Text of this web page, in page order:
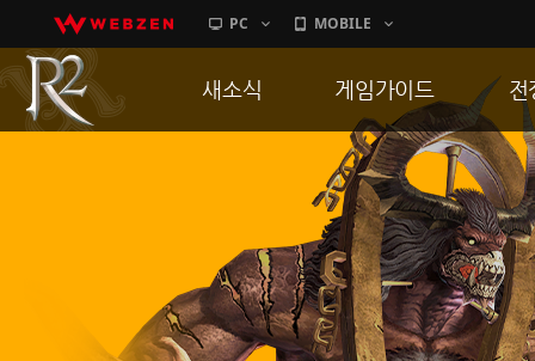
PC MOBILE
새소식
이벤트
히스토리
PC방으로간다
게임가이드
게임 특징
서버가이드
신병훈련소
세부가이드
통합보급센터
전
통
공